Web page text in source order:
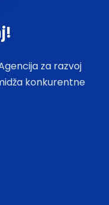
za razvoj
konkurentne